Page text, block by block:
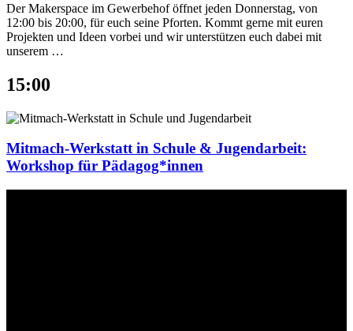
Der Makerspace im Gewerbehof öffnet jeden Donnerstag, von
12:00 bis 20:00, für euch seine Pforten. Kommt gerne mit euren
Projekten und Ideen vorbei und wir unterstützen euch dabei mit
unserem …
15:00
Mitmach-Werkstatt in Schule & Jugendarbeit:
Workshop für Pädagog*innen